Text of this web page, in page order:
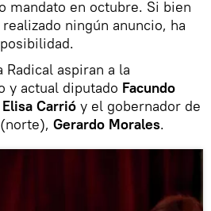
mandato en octubre. Si bien
ningún anuncio, ha
Radical aspiran a la
y actual diputado Facundo
Elisa Carrió y el gobernador de
Gerardo Morales.